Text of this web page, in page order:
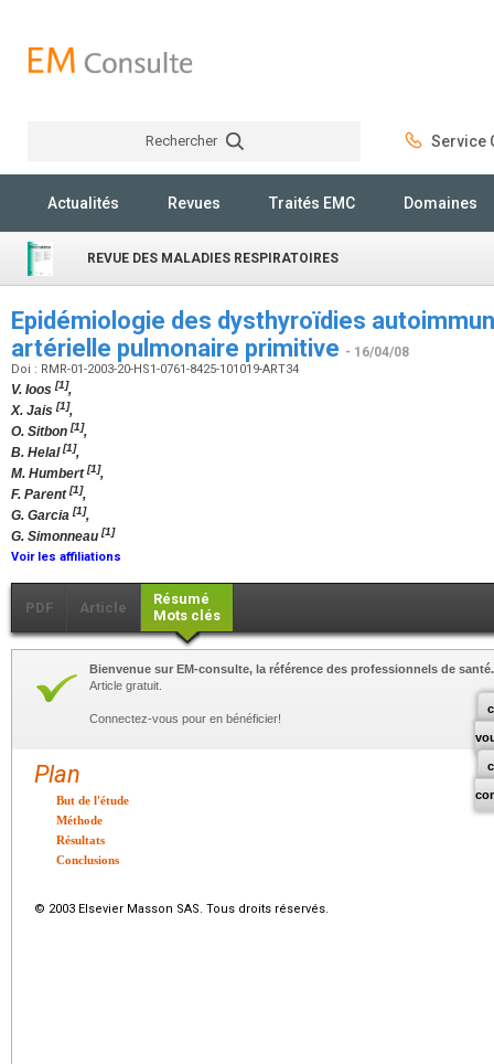
Rechercher Service
Actualités Revues Traités EMC Domaines
REVUE DES MALADIES RESPIRATOIRES
Epidémiologie des dysthyroïdies
artérielle pulmonaire primitive - 16/04/08
Doi : RMR-01-2003-20-HS1-0761-8425-101019-ART34
V. Ioos [1],
X. Jais [1],
O. Sitbon [1],
B. Helal[1],
M. Humbert[1],
F. Parent[1],
G. Garcia [1],
G. Simonneau [1]
Voir les affiliations
PDF Article
Résumé
Mots clés
Bienvenue sur EM-consulte, la référence des professionnels de santé.
Article gratuit.
Connectez-vous pour en bénéficier!
Plan
But de l'étude
Méthode
Résultats
Conclusions
© 2003 Elsevier Masson SAS. Tous droits réservés.